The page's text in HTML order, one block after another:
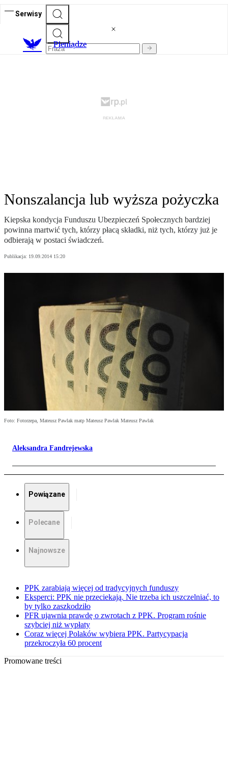
Serwisy
Pieniądze
Nonszalancja lub wyższa pożyczka
Kiepska kondycja Funduszu Ubezpieczeń Społecznych bardziej
powinna martwić tych, którzy płacą składki, niż tych, którzy już je
odbierają w postaci świadczeń.
Publikacja: 19.09.2014 15:20
Foto: Fotorzepa, Mateusz Pawlak matp Mateusz Pawlak Mateusz Pawlak
Aleksandra Fandrejewska
Powiązane
Polecane
Najnowsze
PPK zarabiają więcej od tradycyjnych funduszy
Eksperci: PPK nie przeciekają. Nie trzeba ich uszczelniać, to
by tylko zaszkodziło
PFR ujawnia prawdę o zwrotach z PPK. Program rośnie
szybciej niż wypłaty
Coraz więcej Polaków wybiera PPK. Partycypacja
przekroczyła 60 procent
Promowane treści